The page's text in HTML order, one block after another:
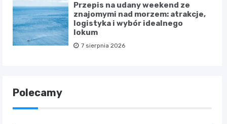
Przepis na udany weekend ze
znajomymi nad morzem: atrakcje,
logistyka i wybór idealnego
lokum
7 sierpnia 2026
Polecamy